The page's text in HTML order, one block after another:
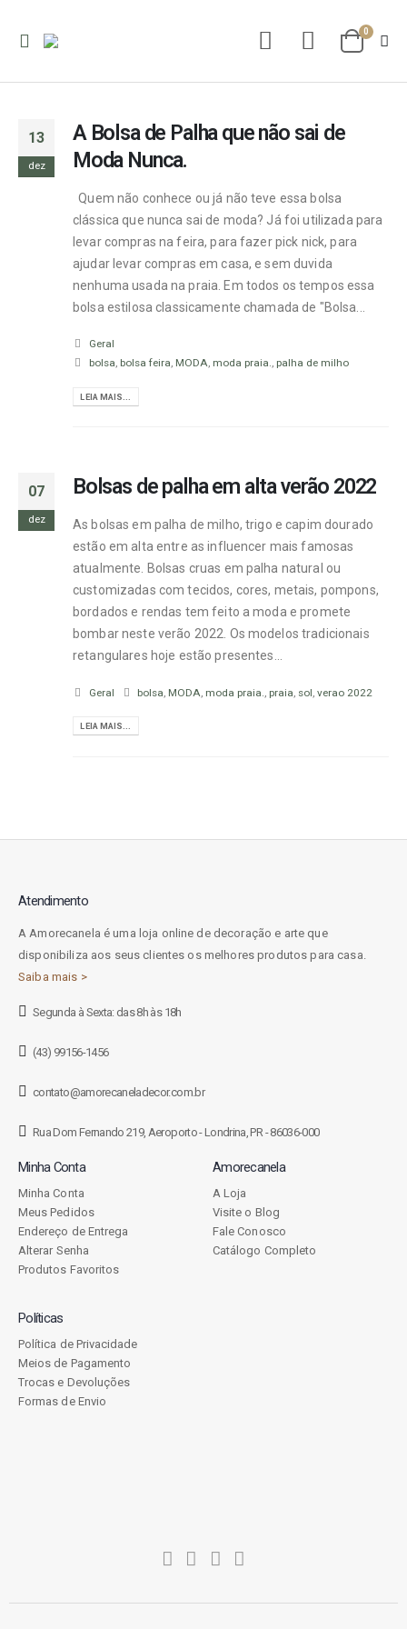
0
13
dez
A Bolsa de Palha que não sai de
Moda Nunca.
Quem não conhece ou já não teve essa bolsa
clássica que nunca sai de moda? Já foi utilizada para
levar compras na feira, para fazer pick nick, para
ajudar levar compras em casa, e sem duvida
nenhuma usada na praia. Em todos os tempos essa
bolsa estilosa classicamente chamada de "Bolsa...
Geral
bolsa, bolsa feira, MODA, moda praia., palha de milho
LEIA MAIS...
07
dez
Bolsas de palha em alta verão 2022
As bolsas em palha de milho, trigo e capim dourado
estão em alta entre as influencer mais famosas
atualmente. Bolsas cruas em palha natural ou
customizadas com tecidos, cores, metais, pompons,
bordados e rendas tem feito a moda e promete
bombar neste verão 2022. Os modelos tradicionais
retangulares hoje estão presentes...
Geral bolsa, MODA, moda praia., praia, sol,verao 2022
LEIA MAIS...
Atendimento
A Amorecanela é uma loja online de decoração e arte que
disponibiliza aos seus clientes os melhores produtos para casa.
Saiba mais >
Segunda à Sexta: das 8h às 18h
(43) 99156-1456
contato@amorecaneladecor.com.br
Rua Dom Fernando 219, Aeroporto - Londrina, PR - 86036-000
Minha Conta
Minha Conta
Meus Pedidos
Endereço de Entrega
Alterar Senha
Produtos Favoritos
Amorecanela
A Loja
Visite o Blog
Fale Conosco
Catálogo Completo
Políticas
Política de Privacidade
Meios de Pagamento
Trocas e Devoluções
Formas de Envio